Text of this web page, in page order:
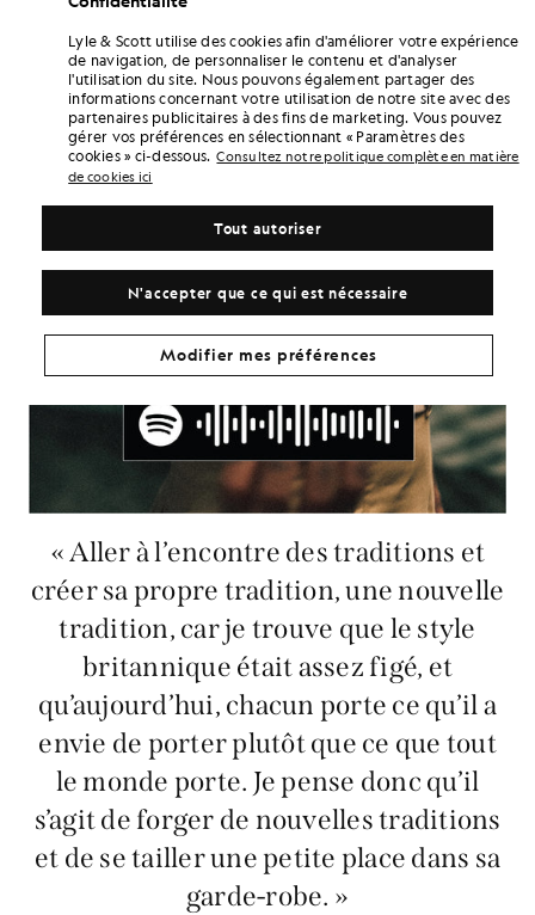
« Aller à l’encontre des traditions et
créer sa propre tradition, une nouvelle
tradition, car je trouve que le style
britannique était assez figé, et
qu’aujourd’hui, chacun porte ce qu’il a
envie de porter plutôt que ce que tout
le monde porte. Je pense donc qu’il
s’agit de forger de nouvelles traditions
et de se tailler une petite place dans sa
garde-robe. »
Lyle & Scott utilise des cookies afin d'améliorer votre expérience
de navigation, de personnaliser le contenu et d'analyser
l'utilisation du site. Nous pouvons également partager des
informations concernant votre utilisation de notre site avec des
partenaires publicitaires à des fins de marketing. Vous pouvez
gérer vos préférences en sélectionnant « Paramètres des
cookies » ci-dessous. Consultez notre politique complète en matière
de cookies ici
N'accepter que ce qui est nécessaire
Tout autoriser
Modifier mes préférences